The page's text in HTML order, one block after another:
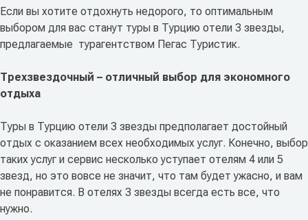
Если вы хотите отдохнуть недорого, то оптимальным
выбором для вас станут туры в Турцию отели 3 звезды,
предлагаемые турагентством Пегас Туристик.
Трехзвездочный – отличный выбор для экономного
отдыха
Туры в Турцию отели 3 звезды предполагает достойный
отдых с оказанием всех необходимых услуг. Конечно, выбор
таких услуг и сервис несколько уступает отелям 4 или 5
звезд, но это вовсе не значит, что там будет ужасно, и вам
не понравится. В отелях 3 звезды всегда есть все, что
нужно.